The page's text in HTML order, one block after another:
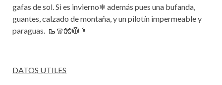
gafas de sol. Si es invierno❄ además pues una bufanda,
guantes, calzado de montaña, y un pilotín impermeable y
paraguas. 🥾🧣🧤🧥🌂
DATOS UTILES